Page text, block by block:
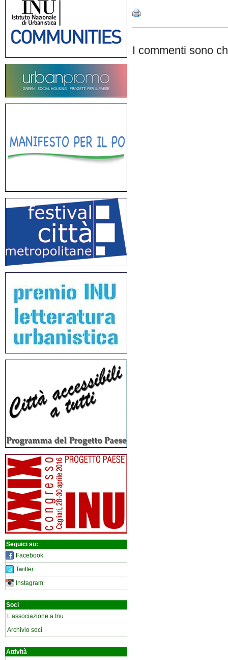
Seguici su:
Facebook
Twitter
Instagram
Soci
L’associazione a Inu
Archivio soci
Attività
I commenti sono